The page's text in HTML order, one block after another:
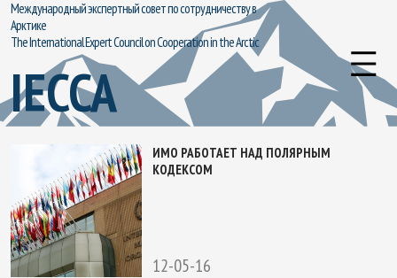
Международный экспертный совет по сотрудничеству в
Арктике
The International Expert Council on Cooperation in the Arctic
IECCA
ИМО РАБОТАЕТ НАД ПОЛЯРНЫМ
КОДЕКСОМ
12-05-16